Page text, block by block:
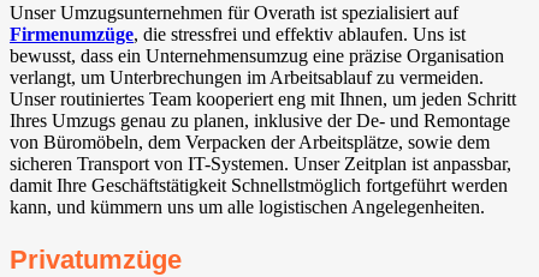
Unser Umzugsunternehmen für Overath ist spezialisiert auf
Firmenumzüge, die stressfrei und effektiv ablaufen. Uns ist
bewusst, dass ein Unternehmensumzug eine präzise Organisation
verlangt, um Unterbrechungen im Arbeitsablauf zu vermeiden.
Unser routiniertes Team kooperiert eng mit Ihnen, um jeden Schritt
Ihres Umzugs genau zu planen, inklusive der De- und Remontage
von Büromöbeln, dem Verpacken der Arbeitsplätze, sowie dem
sicheren Transport von IT-Systemen. Unser Zeitplan ist anpassbar,
damit Ihre Geschäftstätigkeit Schnellstmöglich fortgeführt werden
kann, und kümmern uns um alle logistischen Angelegenheiten.
Privatumzüge